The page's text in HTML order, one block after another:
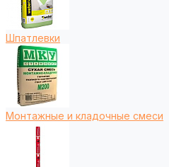
Шпатлевки
Монтажные и кладочные смеси